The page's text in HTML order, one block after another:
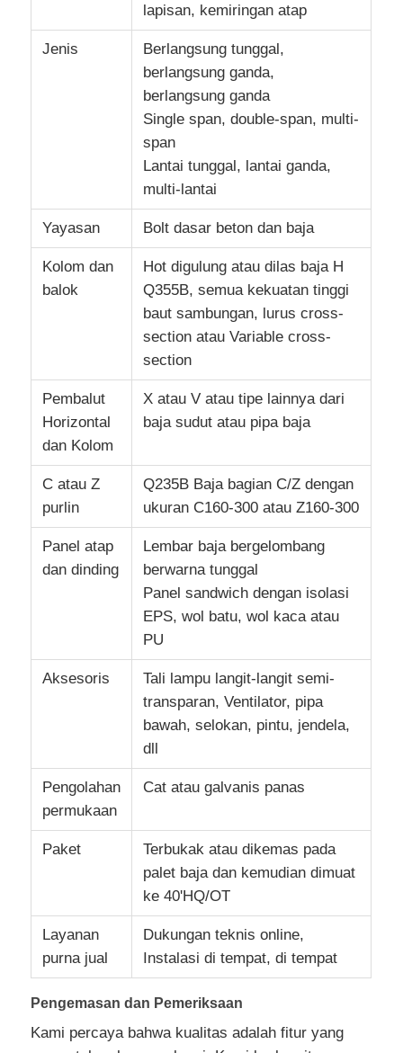
lapisan, kemiringan atap
Jenis
Berlangsung tunggal,
berlangsung ganda,
berlangsung ganda
Single span, double-span, multi-
span
Lantai tunggal, lantai ganda,
multi-lantai
Yayasan Bolt dasar beton dan baja
Kolom dan
balok
Hot digulung atau dilas baja H
Q355B, semua kekuatan tinggi
baut sambungan, lurus cross-
section atau Variable cross-
section
Pembalut
Horizontal
dan Kolom
X atau V atau tipe lainnya dari
baja sudut atau pipa baja
C atau Z
purlin
Q235B Baja bagian C/Z dengan
ukuran C160-300 atau Z160-300
Panel atap
dan dinding
Lembar baja bergelombang
berwarna tunggal
Panel sandwich dengan isolasi
EPS, wol batu, wol kaca atau
PU
Aksesoris
Tali lampu langit-langit semi-
transparan, Ventilator, pipa
bawah, selokan, pintu, jendela,
dll
Pengolahan
permukaan
Cat atau galvanis panas
Paket
Terbukak atau dikemas pada
palet baja dan kemudian dimuat
ke 40'HQ/OT
Layanan
purna jual
Dukungan teknis online,
Instalasi di tempat, di tempat
Pengemasan dan Pemeriksaan
Kami percaya bahwa kualitas adalah fitur yang